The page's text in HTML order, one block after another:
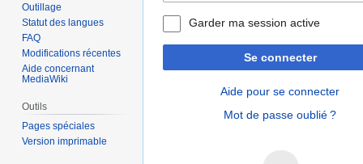
Garder ma session active
Se connecter
Aide pour se connecter
Mot de passe oublié ?
Outillage
Statut des langues
FAQ
Modifications récentes
Aide concernant
MediaWiki
Outils
Pages spéciales
Version imprimable